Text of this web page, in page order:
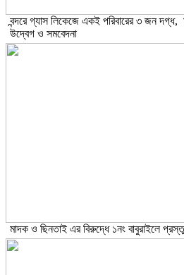
বন্দরে গ্যাস লিকেজে একই পরিবারের ৩ জন
উদ্বেগ ও সমবেদনা
মাদক ও ছিনতাই এর বিরুদ্ধে ১নং বাবুরাইলে